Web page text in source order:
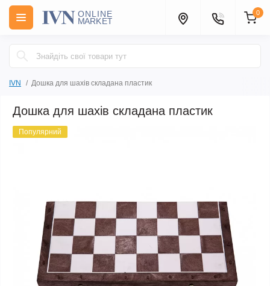
0
IVN Дошка для шахів складана пластик
Дошка для шахів складана пластик
Популярний